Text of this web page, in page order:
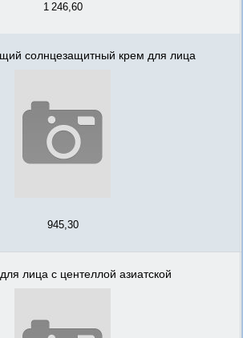
1 246,60
солнцезащитный крем для лица
945,30
лица с центеллой азиатской